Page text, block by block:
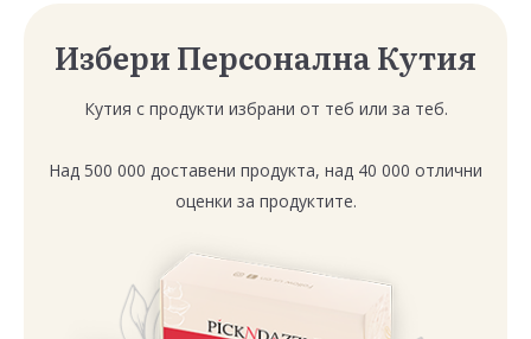
Избери Персонална Кутия
Кутия с продукти избрани от теб или за теб.
Над 500 000 доставени продукта, над 40 000 отлични
оценки за продуктите.